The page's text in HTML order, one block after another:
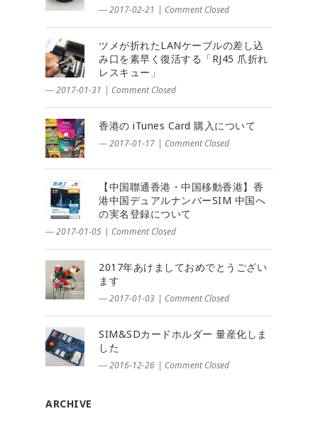
― 2017-02-21 | Comment Closed
ツメが折れたLANケーブルの差し込
み口を素早く復活する「RJ45 爪折れ
レスキュー」
― 2017-01-31 | Comment Closed
香港の iTunes Card 購入について
― 2017-01-17 | Comment Closed
【中国聯通香港・中国移動香港】香
港中国デュアルナンバーSIM 中国へ
の実名登録について
― 2017-01-05 | Comment Closed
2017年あけましておめでとうござい
ます
― 2017-01-03 | Comment Closed
SIM&SDカードホルダー 量産化しま
した
― 2016-12-26 | Comment Closed
ARCHIVE